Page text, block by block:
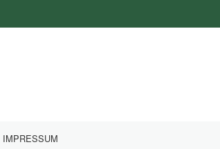
IMPRESSUM